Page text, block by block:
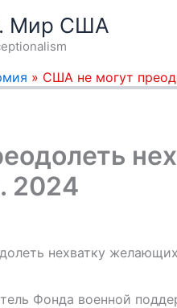
Мир США
» США не могут
2024
Фонда военной